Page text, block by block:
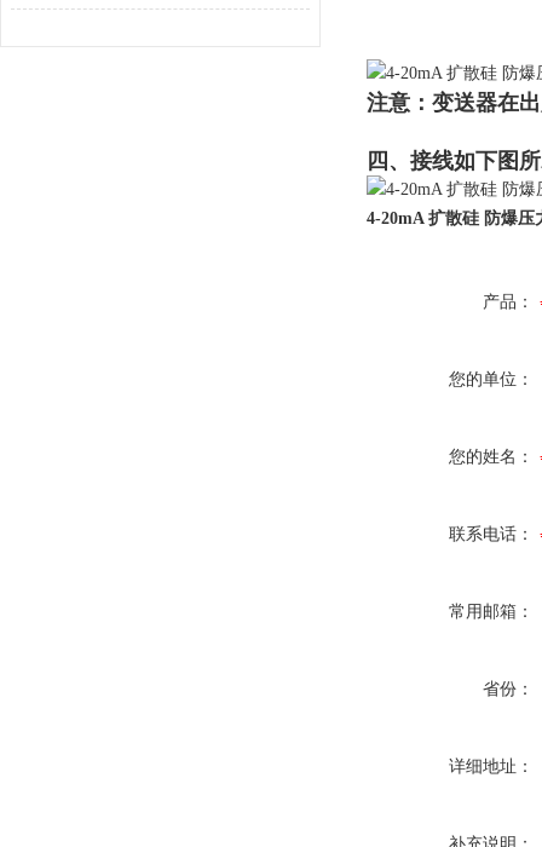
注意：变送器在
四、接线如下图
4-20mA 扩散硅 防爆压
产品：
您的单位：
您的姓名：
联系电话：
常用邮箱：
省份：
详细地址：